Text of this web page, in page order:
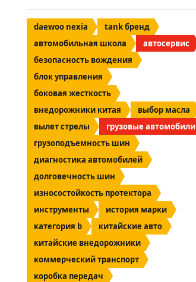
daewoo nexia
tank бренд
автомобильная школа
автосервис
безопасность вождения
блок управления
боковая жесткость
внедорожники китая
выбор масла
вылет стрелы
грузовые автомобили
грузоподъемность шин
диагностика автомобилей
долговечность шин
износостойкость протектора
инструменты
история марки
категория b
китайские авто
китайские внедорожники
коммерческий транспорт
коробка передач